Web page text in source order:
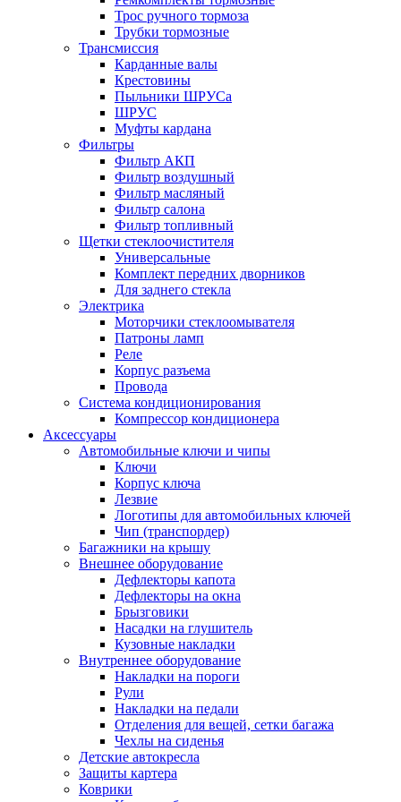
Трос ручного тормоза
Трубки тормозные
Трансмиссия
Карданные валы
Крестовины
Пыльники ШРУСа
ШРУС
Муфты кардана
Фильтры
Фильтр АКП
Фильтр воздушный
Фильтр масляный
Фильтр салона
Фильтр топливный
Щетки стеклоочистителя
Универсальные
Комплект передних дворников
Для заднего стекла
Электрика
Моторчики стеклоомывателя
Патроны ламп
Реле
Корпус разъема
Провода
Система кондиционирования
Компрессор кондиционера
Аксессуары
Автомобильные ключи и чипы
Ключи
Корпус ключа
Лезвие
Логотипы для автомобильных ключей
Чип (транспордер)
Багажники на крышу
Внешнее оборудование
Дефлекторы капота
Дефлекторы на окна
Брызговики
Насадки на глушитель
Кузовные накладки
Внутреннее оборудование
Накладки на пороги
Рули
Накладки на педали
Отделения для вещей, сетки багажа
Чехлы на сиденья
Детские автокресла
Защиты картера
Коврики